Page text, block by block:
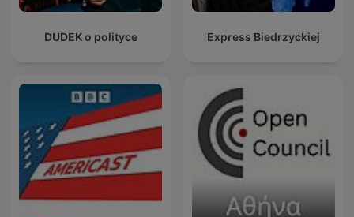
DUDEK o polityce Express Biedrzyckiej